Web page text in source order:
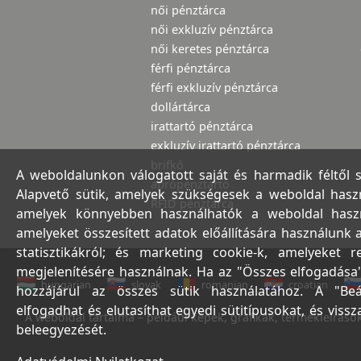
női pénztárca
női exkluzív pénztárca
női keretes pénztárca
férfi pénztárca
férfi exkluzív pénztárca
dollártárca
irattartó pénztárca
exkluzív irattartó pénztárca
brifkó
aprópénztartó
RFID pénztárca
hungarian slovak romanian croatian
A weboldal tartalma – például képek, grafikák,
A weboldalunkon válogatott saját és harmadik féltől
Alapvető sütik, amelyek szükségesek a weboldal
amelyek könnyebben használhatók a weboldal
amelyeket összesített adatok előállítására használunk
statisztikákról; és marketing cookie-k, amelyeket
megjelenítésére használnak. Ha az "Összes
hozzájárul az összes sütik használatához. A
elfogadhat és elutasíthat egyedi sütitípusokat, és
beleegyezését.